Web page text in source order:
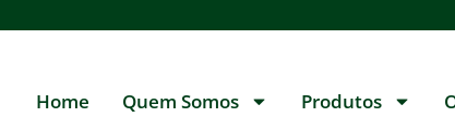
Home Quem Somos Produtos